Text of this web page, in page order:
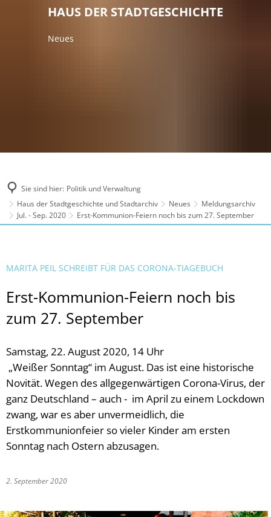
HAUS DER STADTGESCHICHTE
Neues
Sie sind hier: Politik und Verwaltung
Haus der Stadtgeschichte und Stadtarchiv
Neues
Meldungsarchiv
Jul. - Sep. 2020
Erst-Kommunion-Feiern noch bis zum 27. September
MARITA PEIL SCHREIBT FÜR DAS CORONA-TIAGEBUCH
Erst-Kommunion-Feiern noch bis
zum 27. September
Samstag, 22. August 2020, 14 Uhr
„Weißer Sonntag“ im August. Das ist eine historische
Novität. Wegen des allgegenwärtigen Corona-Virus, der
ganz Deutschland – auch - im April zu einem Lockdown
zwang, war es aber unvermeidlich, die
Erstkommunionfeier so vieler Kinder am ersten
Sonntag nach Ostern abzusagen.
2. September 2020